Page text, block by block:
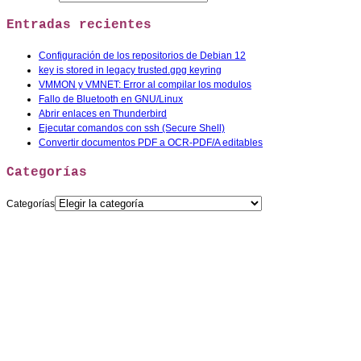
Entradas recientes
Configuración de los repositorios de Debian 12
key is stored in legacy trusted.gpg keyring
VMMON y VMNET: Error al compilar los modulos
Fallo de Bluetooth en GNU/Linux
Abrir enlaces en Thunderbird
Ejecutar comandos con ssh (Secure Shell)
Convertir documentos PDF a OCR-PDF/A editables
Categorías
Categorías